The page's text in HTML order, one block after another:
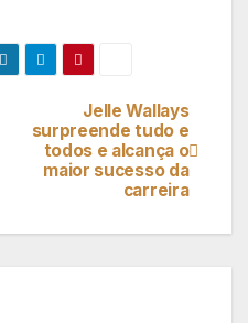
Jelle Wallays
surpreende tudo e
todos e alcança o
maior sucesso da
carreira